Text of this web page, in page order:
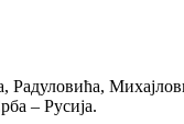
Радуловића,
– Русија.